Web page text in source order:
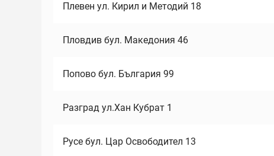
Плевен ул. Кирил и Методий 18
Пловдив бул. Македония 46
Попово бул. България 99
Разград ул.Хан Кубрат 1
Русе бул. Цар Освободител 13